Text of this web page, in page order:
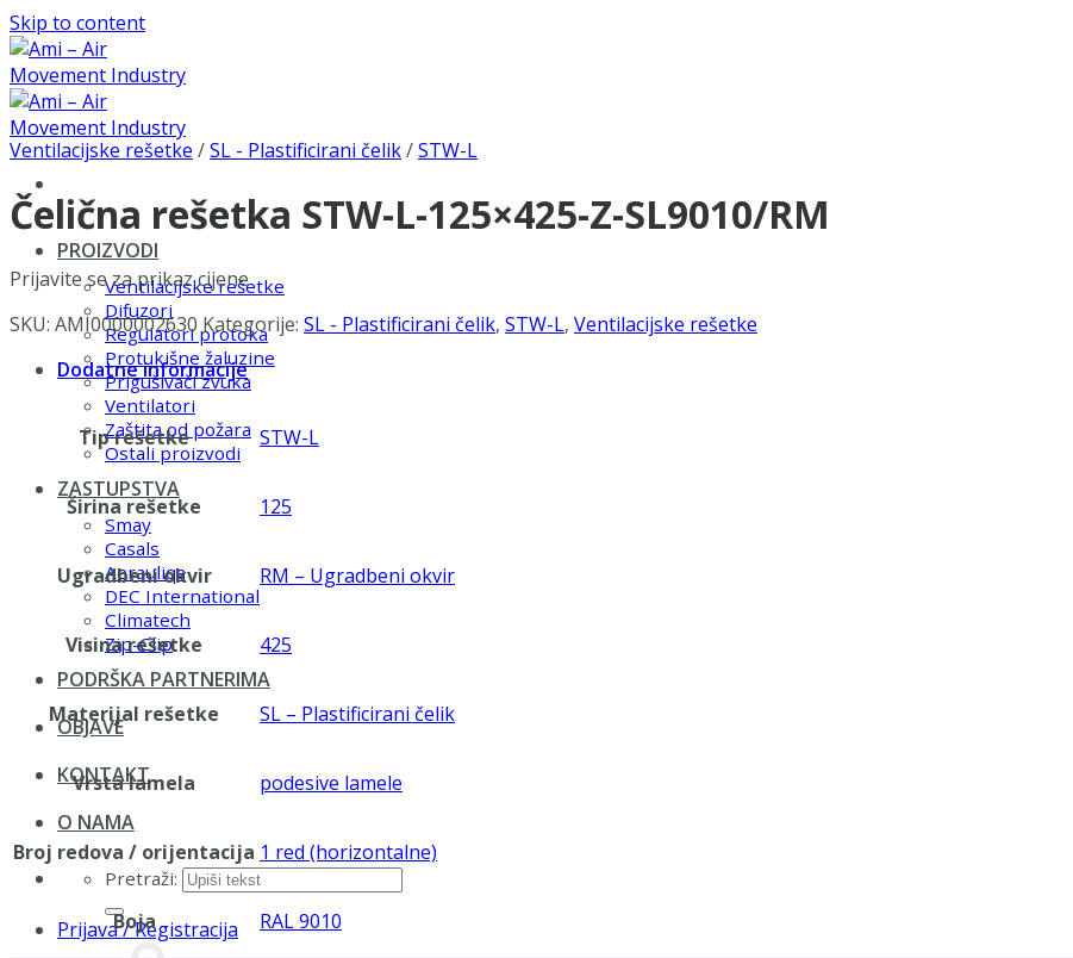
Skip to content
PROIZVODI
Ventilacijske rešetke
Difuzori
Regulatori protoka
Protukišne žaluzine
Prigušivači zvuka
Ventilatori
Zaštita od požara
Ostali proizvodi
ZASTUPSTVA
Smay
Casals
Aerauliqa
DEC International
Climatech
Zip-Clip
PODRŠKA PARTNERIMA
OBJAVE
KONTAKT
O NAMA
Pretraži:
Prijava / Registracija
Ventilacijske rešetke /SL - Plastificirani čelik/STW-L
Čelična rešetka STW-L-125×425-Z-SL9010/RM
Prijavite se za prikaz cijene
SKU: AMI0000002630 Kategorije: SL - Plastificirani čelik, STW-L, Ventilacijske rešetke
Dodatne informacije
Tip rešetke STW-L
Širina rešetke 125
Ugradbeni okvir RM – Ugradbeni okvir
Visina rešetke 425
Materijal rešetke SL – Plastificirani čelik
Vrsta lamela podesive lamele
Broj redova / orijentacija 1 red (horizontalne)
Boja RAL 9010